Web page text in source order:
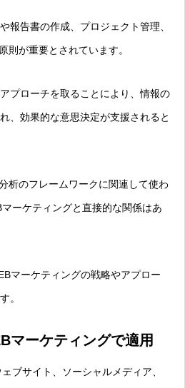
報告書の作成、プロジェクト管理、
則が重要とされています。
プローチを取ることにより、情報の
、効果的な意思決定が支援されると
析のフレームワークに関連して使わ
ーケティングと直接的な関係はあ
マーケティングの戦略やアプロー
。
マーケティングで適用
ブサイト、ソーシャルメディア、